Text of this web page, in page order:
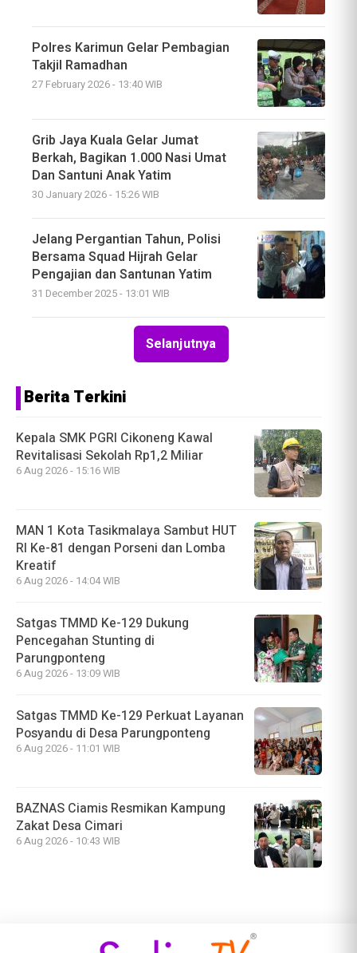
Polres Karimun Gelar Pembagian
Takjil Ramadhan
27 February 2026 - 13:40 WIB
Grib Jaya Kuala Gelar Jumat
Berkah, Bagikan 1.000 Nasi Umat
Dan Santuni Anak Yatim
30 January 2026 - 15:26 WIB
Jelang Pergantian Tahun, Polisi
Bersama Squad Hijrah Gelar
Pengajian dan Santunan Yatim
31 December 2025 - 13:01 WIB
Selanjutnya
Berita Terkini
Kepala SMK PGRI Cikoneng Kawal
Revitalisasi Sekolah Rp1,2 Miliar
6 Aug 2026 - 15:16 WIB
MAN 1 Kota Tasikmalaya Sambut HUT
RI Ke-81 dengan Porseni dan Lomba
Kreatif
6 Aug 2026 - 14:04 WIB
Satgas TMMD Ke-129 Dukung
Pencegahan Stunting di
Parungponteng
6 Aug 2026 - 13:09 WIB
Satgas TMMD Ke-129 Perkuat Layanan
Posyandu di Desa Parungponteng
6 Aug 2026 - 11:01 WIB
BAZNAS Ciamis Resmikan Kampung
Zakat Desa Cimari
6 Aug 2026 - 10:43 WIB